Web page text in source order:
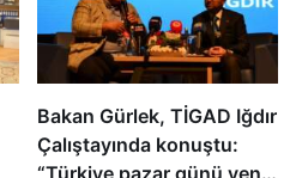
Bakan Gürlek, TİGAD Iğdır
Çalıştayında konuştu: